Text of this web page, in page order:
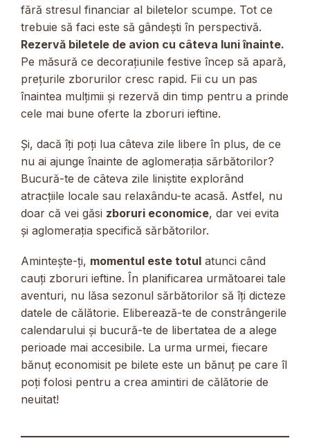
fără stresul financiar al biletelor scumpe. Tot ce
trebuie să faci este să gândești în perspectivă.
Rezervă biletele de avion cu câteva luni înainte.
Pe măsură ce decorațiunile festive încep să apară,
prețurile zborurilor cresc rapid. Fii cu un pas
înaintea mulțimii și rezervă din timp pentru a prinde
cele mai bune oferte la zboruri ieftine.
Și, dacă îți poți lua câteva zile libere în plus, de ce
nu ai ajunge înainte de aglomerația sărbătorilor?
Bucură-te de câteva zile liniștite explorând
atracțiile locale sau relaxându-te acasă. Astfel, nu
doar că vei găsi zboruri economice, dar vei evita
și aglomerația specifică sărbătorilor.
Amintește-ți, momentul este totul atunci când
cauți zboruri ieftine. În planificarea următoarei tale
aventuri, nu lăsa sezonul sărbătorilor să îți dicteze
datele de călătorie. Eliberează-te de constrângerile
calendarului și bucură-te de libertatea de a alege
perioade mai accesibile. La urma urmei, fiecare
bănuț economisit pe bilete este un bănuț pe care îl
poți folosi pentru a crea amintiri de călătorie de
neuitat!